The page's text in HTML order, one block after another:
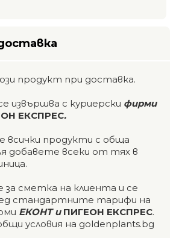
продукт при доставка.
извършва с куриерски фирми
ЕКСПРЕС.
всички продукти с обща
добавете всеки от тях в
сметка на клиента и се
стандартните тарифи на
ЕКОНТ и ПИГЕОН ЕКСПРЕС.
условия на goldenplants.bg